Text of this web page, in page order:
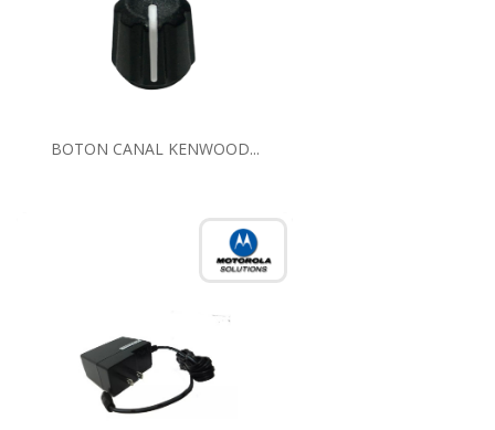
BOTON CANAL KENWOOD...